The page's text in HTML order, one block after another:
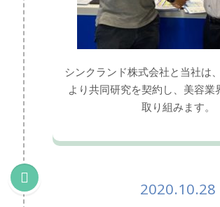
シンクランド株式会社と当社は
より共同研究を契約し、美容業
取り組みます。
2020.10.28